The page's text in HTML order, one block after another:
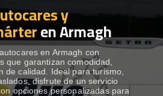
Show dropdown
Show dropdown
y
en Armagh
en Armagh con
que garantizan comodidad,
de calidad. Ideal para turismo,
disfrute de un servicio
opciones personalizadas para